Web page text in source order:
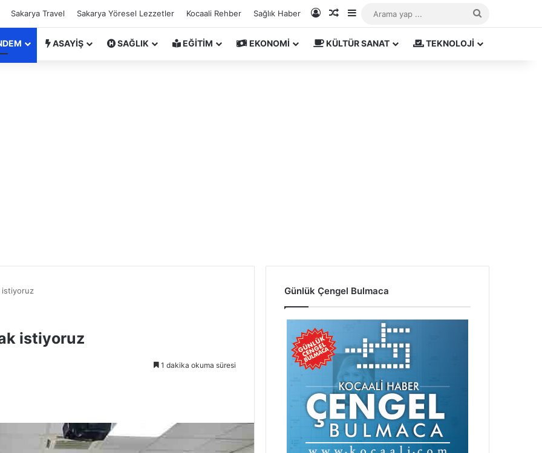
Sakarya Travel Sakarya Yöresel Lezzetler Kocaali Rehber Sağlık Haber Kayıt OlRastgele Makale
Kenar Bölmesi
ASAYİŞ SAĞLIK EĞİTİM EKONOMİ KÜLTÜR SANAT TEKNOLOJİ
istiyoruz
istiyoruz
1 dakika okuma süresi
Günlük Çengel Bulmaca